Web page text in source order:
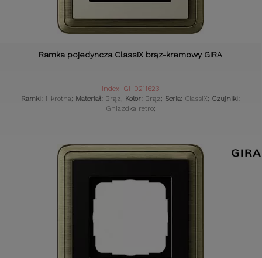
Ramka pojedyncza ClassiX brąz-kremowy GIRA
Index: GI-0211623
Ramki: 1-krotna; Materiał: Brąz; Kolor: Brąz; Seria: ClassiX; Czujniki:
Gniazdka retro;